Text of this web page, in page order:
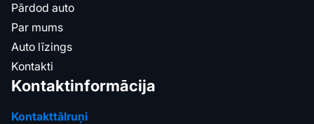
Pārdod auto
Par mums
Auto līzings
Kontakti
Kontaktinformācija
Kontakttālruņi